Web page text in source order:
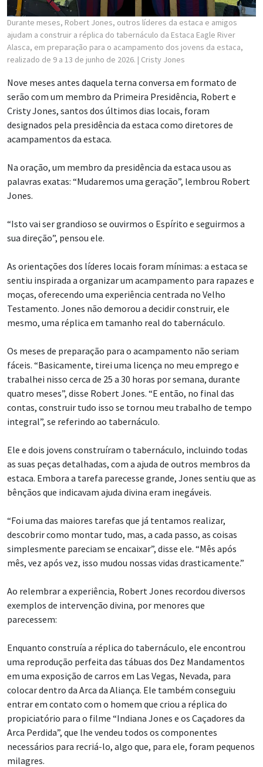
Durante meses, Robert Jones, outros líderes da estaca e amigos
ajudam a construir a réplica do tabernáculo da Estaca Eagle River
Alasca, em preparação para o acampamento dos jovens da estaca,
realizado de 9 a 13 de junho de 2026. | Cristy Jones
Nove meses antes daquela terna conversa em formato de
serão com um membro da Primeira Presidência, Robert e
Cristy Jones, santos dos últimos dias locais, foram
designados pela presidência da estaca como diretores de
acampamentos da estaca.
Na oração, um membro da presidência da estaca usou as
palavras exatas: “Mudaremos uma geração”, lembrou Robert
Jones.
“Isto vai ser grandioso se ouvirmos o Espírito e seguirmos a
sua direção”, pensou ele.
As orientações dos líderes locais foram mínimas: a estaca se
sentiu inspirada a organizar um acampamento para rapazes e
moças, oferecendo uma experiência centrada no Velho
Testamento. Jones não demorou a decidir construir, ele
mesmo, uma réplica em tamanho real do tabernáculo.
Os meses de preparação para o acampamento não seriam
fáceis. “Basicamente, tirei uma licença no meu emprego e
trabalhei nisso cerca de 25 a 30 horas por semana, durante
quatro meses”, disse Robert Jones. “E então, no final das
contas, construir tudo isso se tornou meu trabalho de tempo
integral”, se referindo ao tabernáculo.
Ele e dois jovens construíram o tabernáculo, incluindo todas
as suas peças detalhadas, com a ajuda de outros membros da
estaca. Embora a tarefa parecesse grande, Jones sentiu que as
bênçãos que indicavam ajuda divina eram inegáveis.
“Foi uma das maiores tarefas que já tentamos realizar,
descobrir como montar tudo, mas, a cada passo, as coisas
simplesmente pareciam se encaixar”, disse ele. “Mês após
mês, vez após vez, isso mudou nossas vidas drasticamente.”
Ao relembrar a experiência, Robert Jones recordou diversos
exemplos de intervenção divina, por menores que
parecessem:
Enquanto construía a réplica do tabernáculo, ele encontrou
uma reprodução perfeita das tábuas dos Dez Mandamentos
em uma exposição de carros em Las Vegas, Nevada, para
colocar dentro da Arca da Aliança. Ele também conseguiu
entrar em contato com o homem que criou a réplica do
propiciatório para o filme “Indiana Jones e os Caçadores da
Arca Perdida”, que lhe vendeu todos os componentes
necessários para recriá-lo, algo que, para ele, foram pequenos
milagres.